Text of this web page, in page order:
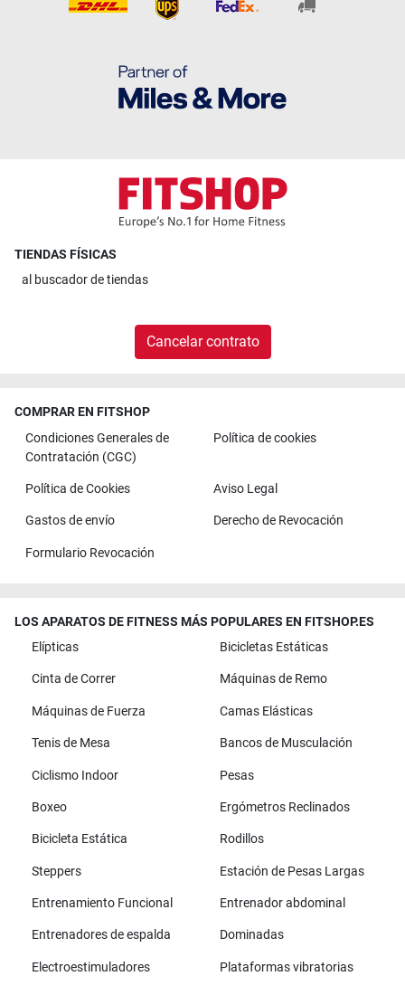
TIENDAS FÍSICAS
al buscador de tiendas
Cancelar contrato
COMPRAR EN FITSHOP
Condiciones Generales de
Contratación (CGC)
Política de cookies
Política de Cookies Aviso Legal
Gastos de envío Derecho de Revocación
Formulario Revocación
LOS APARATOS DE FITNESS MÁS POPULARES EN FITSHOP.ES
Elípticas
Bicicletas Estáticas
Cinta de Correr Máquinas de Remo
Máquinas de Fuerza Camas Elásticas
Tenis de Mesa Bancos de Musculación
Ciclismo Indoor Pesas
Boxeo Ergómetros Reclinados
Bicicleta Estática Rodillos
Steppers Estación de Pesas Largas
Entrenamiento Funcional Entrenador abdominal
Entrenadores de espalda Dominadas
Electroestimuladores Plataformas vibratorias